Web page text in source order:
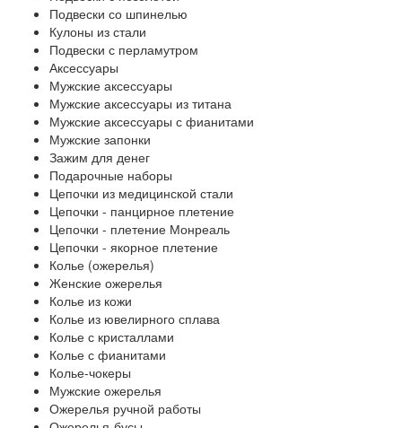
Подвески со шпинелью
Кулоны из стали
Подвески с перламутром
Аксессуары
Мужские аксессуары
Мужские аксессуары из титана
Мужские аксессуары с фианитами
Мужские запонки
Зажим для денег
Подарочные наборы
Цепочки из медицинской стали
Цепочки - панцирное плетение
Цепочки - плетение Монреаль
Цепочки - якорное плетение
Колье (ожерелья)
Женские ожерелья
Колье из кожи
Колье из ювелирного сплава
Колье с кристаллами
Колье с фианитами
Колье-чокеры
Мужские ожерелья
Ожерелья ручной работы